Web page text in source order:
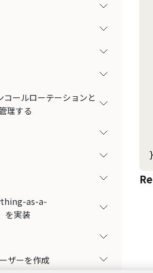
ールローテーションと
理する
as-a-
を実装
ザーを作成